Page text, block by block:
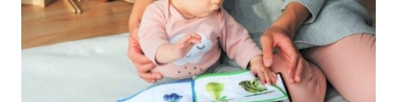
inverno